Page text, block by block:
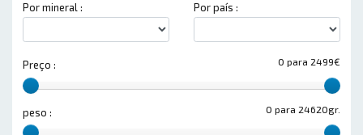
Por mineral : Por país :
0 para 2499€
Preço :
0 para 24620gr.
peso :